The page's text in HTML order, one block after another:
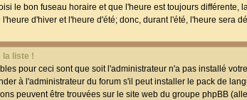
le bon fuseau horaire et que l'heure est toujours
d'hiver et l'heure d'été; donc, durant l'été, l'heure sera
la liste !
pour ceci sont que soit l'administrateur n'a pas installé
à l'administrateur du forum s'il peut installer le pack de
peuvent être trouvées sur le site web du groupe phpBB